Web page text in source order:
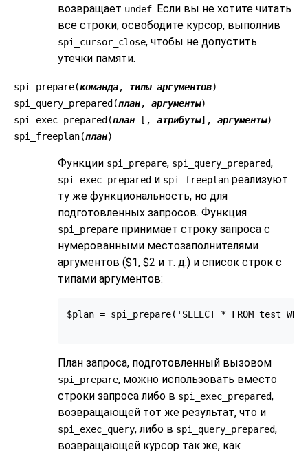
возвращает undef. Если вы не хотите читать
все строки, освободите курсор, выполнив
spi_cursor_close, чтобы не допустить
утечки памяти.
spi_prepare(команда, типы аргументов)
spi_query_prepared(план, аргументы)
spi_exec_prepared(план [, атрибуты], аргументы)
spi_freeplan(план)
Функции spi_prepare, spi_query_prepared,
spi_exec_prepared и spi_freeplan реализуют
ту же функциональность, но для
подготовленных запросов. Функция
spi_prepare принимает строку запроса с
нумерованными местозаполнителями
аргументов ($1, $2 и т. д.) и список строк с
типами аргументов:
$plan = spi_prepare('SELECT * FROM test
План запроса, подготовленный вызовом
spi_prepare, можно использовать вместо
строки запроса либо в spi_exec_prepared,
возвращающей тот же результат, что и
spi_exec_query, либо в spi_query_prepared,
возвращающей курсор так же, как